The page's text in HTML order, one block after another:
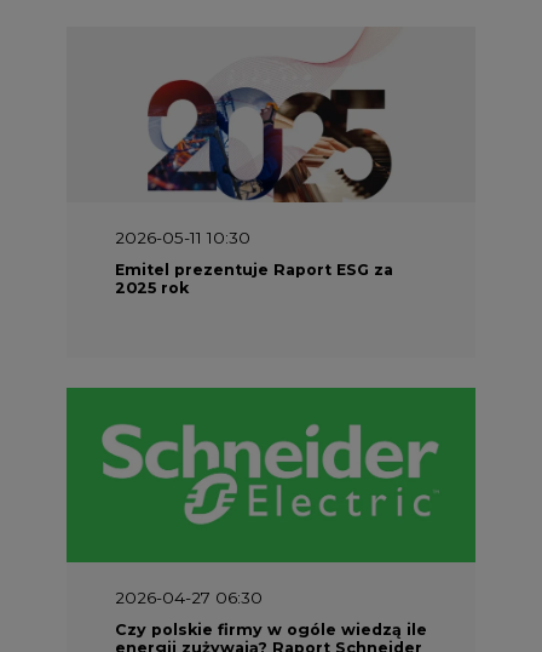
2026-05-11 10:30
Emitel prezentuje Raport ESG za
2025 rok
2026-04-27 06:30
Czy polskie firmy w ogóle wiedzą ile
energii zużywają? Raport Schneider